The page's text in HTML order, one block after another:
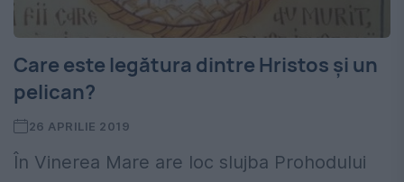
Care este legătura dintre Hristos și un
pelican?
26 APRILIE 2019
În Vinerea Mare are loc slujba Prohodului